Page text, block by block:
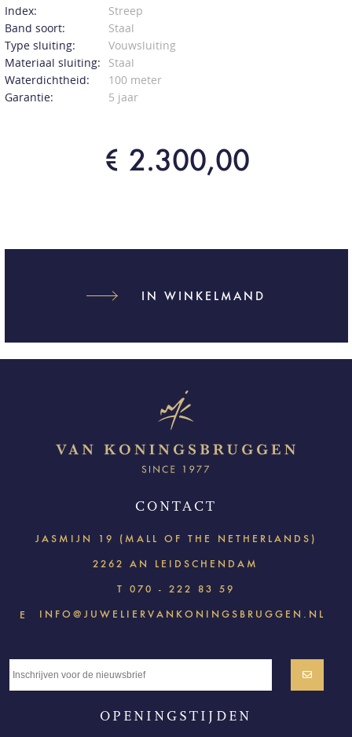
Index:
Streep
Band soort:
Staal
Type sluiting:
Vouwsluiting
Materiaal sluiting:
Staal
Waterdichtheid:
100 meter
Garantie:
5 jaar
€ 2.300,00
IN WINKELMAND
CONTACT
JASMIJN 19 (MALL OF THE NETHERLANDS)
2262 AN LEIDSCHENDAM
T 070 - 222 83 59
E INFO@JUWELIERVANKONINGSBRUGGEN.NL
OPENINGSTIJDEN